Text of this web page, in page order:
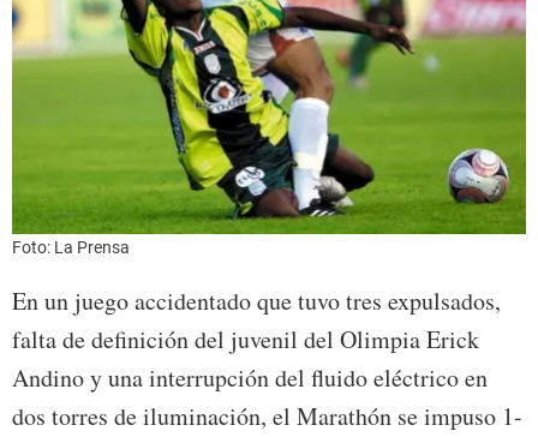
Foto: La Prensa
En un juego accidentado que tuvo tres expulsados,
falta de definición del juvenil del Olimpia Erick
Andino y una interrupción del fluido eléctrico en
dos torres de iluminación, el Marathón se impuso 1-